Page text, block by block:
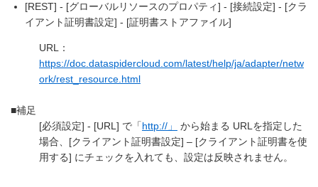
[REST] - [グローバルリソースのプロパティ] - [接続設定] - [クラ
イアント証明書設定] - [証明書ストアファイル]
URL：
https://doc.dataspidercloud.com/latest/help/ja/adapter/netw
ork/rest_resource.html
■補足
[必須設定] - [URL] で「http://」
から始まる URLを指定した
場合、[クライアント証明書設定] – [クライアント証明書を使
用する] にチェックを入れても、設定は反映されません。